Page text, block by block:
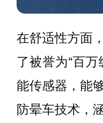
在舒适性方面
了被誉为“百
能传感器，能
防晕车技术，